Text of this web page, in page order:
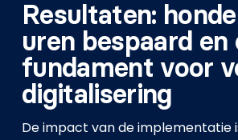
Resultaten:
uren bespaard en
fundament voor
digitalisering
De impact van de implementatie